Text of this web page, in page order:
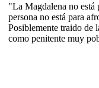
"La Magdalena no está
persona no está para
Posiblemente traido de
como penitente muy